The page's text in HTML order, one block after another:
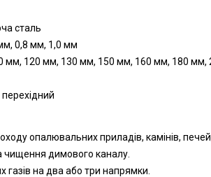
сталь
0,8 мм, 1,0 мм
мм, 120 мм, 130 мм, 150 мм, 160 мм, 180 мм,
перехідний
опалювальних приладів, камінів,
чищення димового каналу.
газів на два або три напрямки.